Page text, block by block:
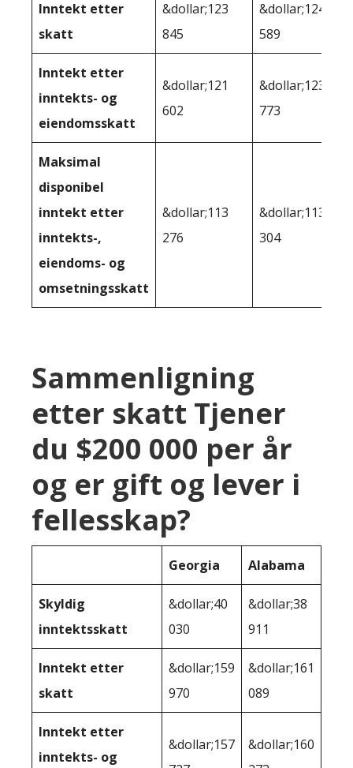
Inntekt etter
skatt
&dollar;123
845
&dollar;124
589
Inntekt etter
inntekts- og
eiendomsskatt
&dollar;121
602
&dollar;123
773
Maksimal
disponibel
inntekt etter
inntekts-,
eiendoms- og
omsetningsskatt
&dollar;113
276
&dollar;113
304
Sammenligning
etter skatt Tjener
du $200 000 per år
og er gift og lever i
fellesskap?
Georgia Alabama
Skyldig
inntektsskatt
&dollar;40
030
&dollar;38
911
Inntekt etter
skatt
&dollar;159
970
&dollar;161
089
Inntekt etter
inntekts- og
&dollar;157
&dollar;160